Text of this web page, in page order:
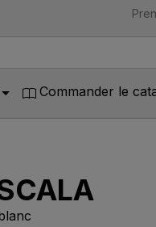
Commander le